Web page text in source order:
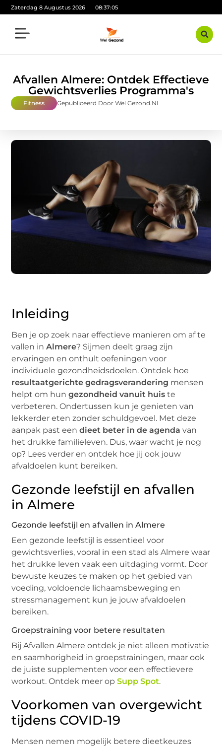
Zaterdag 8 Augustus 2026 08:37:06
Afvallen Almere: Ontdek Effectieve
Gewichtsverlies Programma's
Fitness Gepubliceerd Door Wel Gezond.nl
Inleiding
Ben je op zoek naar effectieve manieren om af te
vallen inAlmere? Sijmen deelt graag zijn
ervaringen en onthult oefeningen voor
individuele gezondheidsdoelen. Ontdek hoe
resultaatgerichte gedragsverandering mensen
helpt om hungezondheid vanuit huis te
verbeteren. Ondertussen kun je genieten van
lekkerder eten zonder schuldgevoel. Met deze
aanpak past eendieet beter in de agenda van
het drukke familieleven. Dus, waar wacht je nog
op? Lees verder en ontdek hoe jij ook jouw
afvaldoelen kunt bereiken.
Gezonde leefstijl en afvallen
in Almere
Gezonde leefstijl en afvallen in Almere
Een gezonde leefstijl is essentieel voor
gewichtsverlies, vooral in een stad als Almere waar
het drukke leven vaak een uitdaging vormt. Door
bewuste keuzes te maken op het gebied van
voeding, voldoende lichaamsbeweging en
stressmanagement kun je jouw afvaldoelen
bereiken.
Groepstraining voor betere resultaten
Bij Afvallen Almere ontdek je niet alleen motivatie
en saamhorigheid in groepstrainingen, maar ook
de juiste supplementen voor een effectievere
workout. Ontdek meer opSupp Spot.
Voorkomen van overgewicht
tijdens COVID-19
Mensen nemen mogelijk betere dieetkeuzes